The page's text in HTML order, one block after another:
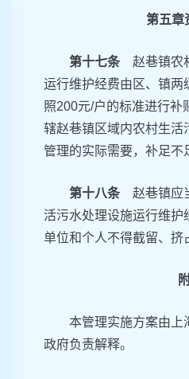
第五章
第十七条 赵巷镇农
运行维护经费由区、镇两
照200元/户的标准进行补
辖赵巷镇区域内农村生活
管理的实际需要，补足不
第十八条 赵巷镇应
活污水处理设施运行维护
单位和个人不得截留、挤
本管理实施方案由上
政府负责解释。